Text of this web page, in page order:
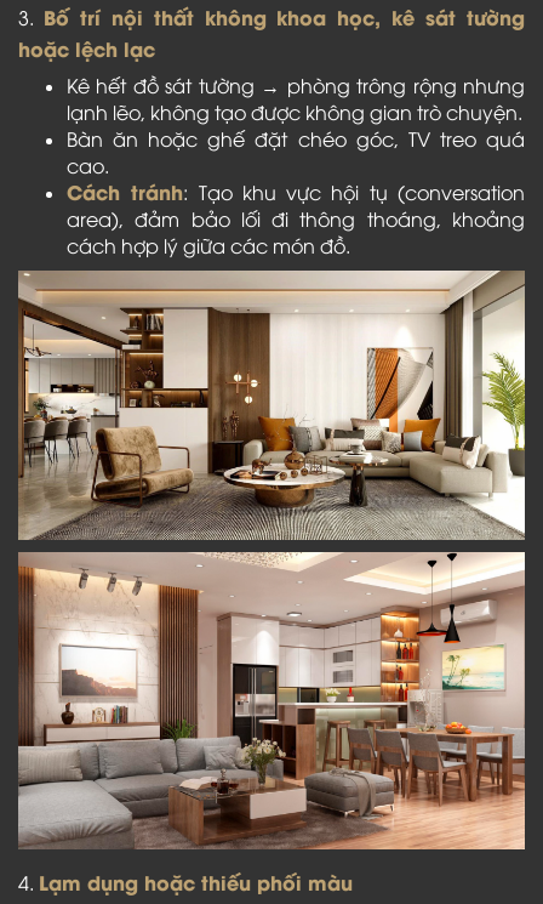
3. Bố trí nội thất không khoa học, kê sát tường
hoặc lệch lạc
Kê hết đồ sát tường → phòng trông rộng nhưng
lạnh lẽo, không tạo được không gian trò chuyện.
Bàn ăn hoặc ghế đặt chéo góc, TV treo quá
cao.
Cách tránh: Tạo khu vực hội tụ (conversation
area), đảm bảo lối đi thông thoáng, khoảng
cách hợp lý giữa các món đồ.
4. Lạm dụng hoặc thiếu phối màu